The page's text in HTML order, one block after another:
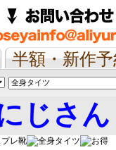
半額・新作
ステ ウマ
じさ